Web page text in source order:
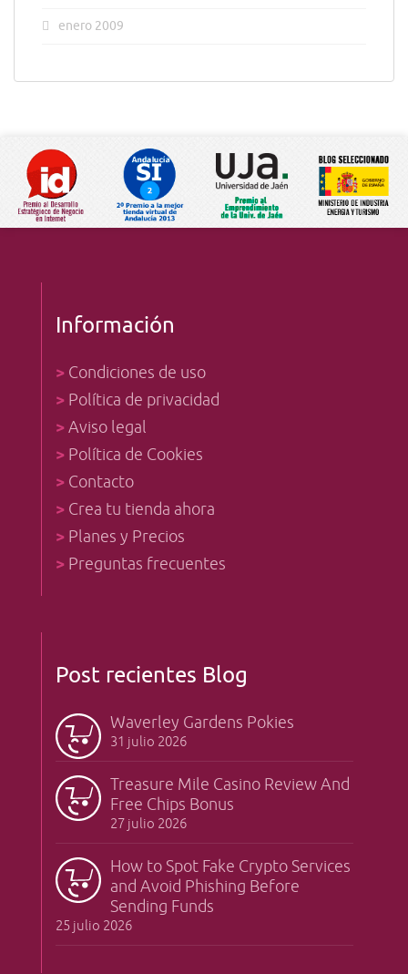
enero 2009
Información
> Condiciones de uso
> Política de privacidad
>Aviso legal
> Política de Cookies
> Contacto
> Crea tu tienda ahora
> Planes y Precios
> Preguntas frecuentes
Post recientes Blog
Waverley Gardens Pokies
31 julio 2026
Treasure Mile Casino Review And
Free Chips Bonus
27 julio 2026
How to Spot Fake Crypto Services
and Avoid Phishing Before
Sending Funds
25 julio 2026